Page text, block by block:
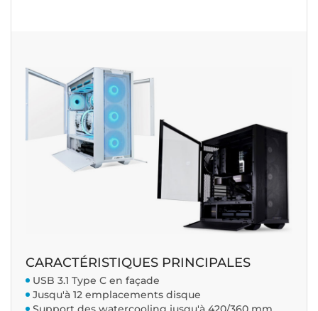
CARACTÉRISTIQUES PRINCIPALES
USB 3.1 Type C en façade
Jusqu'à 12 emplacements disque